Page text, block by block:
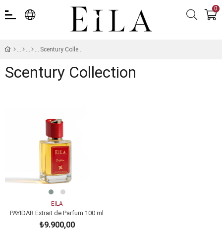
0
Scentury Collection
Scentury Collection
EILA
PAYİDAR Extrait de Parfum 100 ml
₺9.900,00